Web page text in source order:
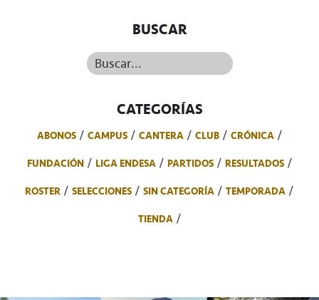
BUSCAR
Buscar...
CATEGORÍAS
ABONOS CAMPUS CANTERA CLUB
CRÓNICA
FUNDACIÓN
LIGA ENDESA PARTIDOS
RESULTADOS
ROSTER
SELECCIONES SIN CATEGORÍA
TEMPORADA
TIENDA